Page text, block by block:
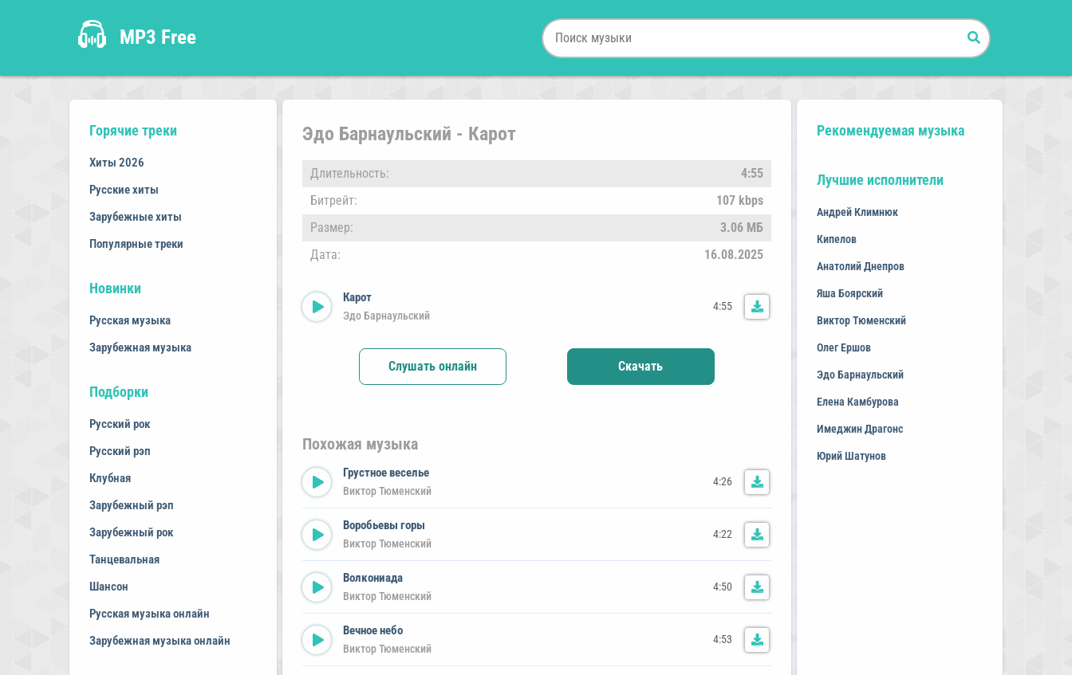
MP3 Free
Горячие треки
Хиты 2026
Русские хиты
Зарубежные хиты
Популярные треки
Новинки
Русская музыка
Зарубежная музыка
Подборки
Русский рок
Русский рэп
Клубная
Зарубежный рэп
Зарубежный рок
Танцевальная
Шансон
Русская музыка онлайн
Зарубежная музыка онлайн
Эдо Барнаульский - Карот
Длительность:
4:55
Битрейт:
107 kbps
Размер:
3.06 МБ
Дата:
16.08.2025
Карот
Эдо Барнаульский
4:55
Слушать онлайн Скачать
Похожая музыка
Грустное веселье
Виктор Тюменский
4:26
Воробьевы горы
Виктор Тюменский
4:22
Волкониада
Виктор Тюменский
4:50
Вечное небо
Виктор Тюменский
4:53
Рекомендуемая музыка
Лучшие исполнители
Андрей Климнюк
Кипелов
Анатолий Днепров
Яша Боярский
Виктор Тюменский
Олег Ершов
Эдо Барнаульский
Елена Камбурова
Имеджин Драгонс
Юрий Шатунов